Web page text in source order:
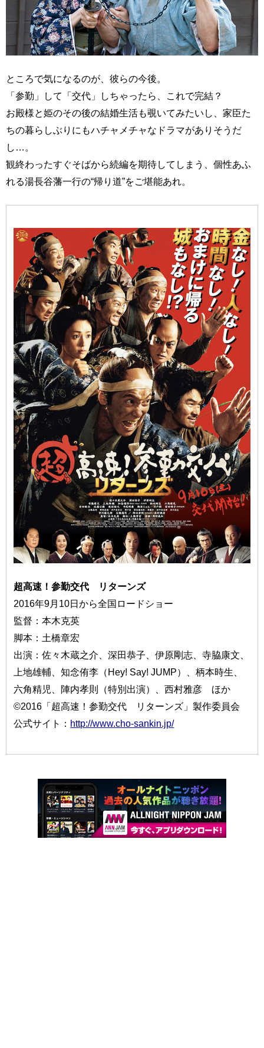
ところで気になるのが、彼らの今後。
「参勤」して「交代」しちゃったら、これで完結？
お殿様と姫のその後の結婚生活も覗いてみたいし、家臣た
ちの暮らしぶりにもハチャメチャなドラマがありそうだ
し…。
観終わったすぐそばから続編を期待してしまう、個性あふ
れる湯長谷藩一行の“帰り道”をご堪能あれ。
超高速！参勤交代 リターンズ
2016年9月10日から全国ロードショー
監督：本木克英
脚本：土橋章宏
出演：佐々木蔵之介、深田恭子、伊原剛志、寺脇康文、
上地雄輔、知念侑李（Hey! Say! JUMP）、柄本時生、
六角精児、陣内孝則（特別出演）、西村雅彦 ほか
©2016「超高速！参勤交代 リターンズ」製作委員会
公式サイト： http://www.cho-sankin.jp/